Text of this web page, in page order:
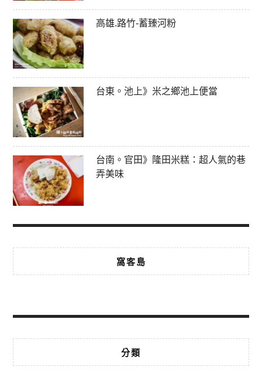
高雄.路竹-蓄臻河粉
台東。池上》米之鄉池上便當
台南。官田》隆田米糕：超人氣的巷
弄美味
窩客島
分類